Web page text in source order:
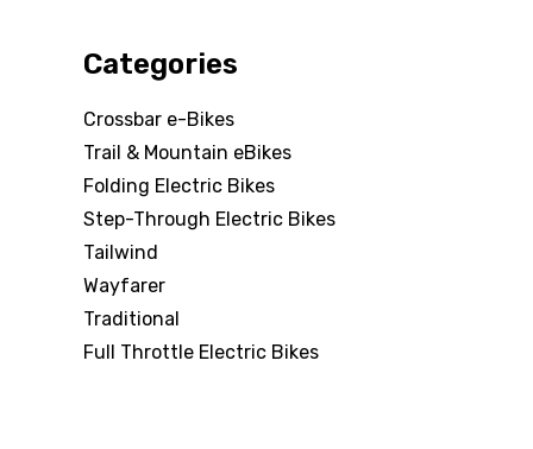
Categories
Crossbar e-Bikes
Trail & Mountain eBikes
Folding Electric Bikes
Step-Through Electric Bikes
Tailwind
Wayfarer
Traditional
Full Throttle Electric Bikes